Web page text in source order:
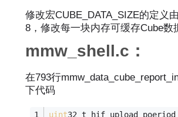
修改宏CUBE_DATA_SIZE的定义
8，修改每一块内存可缓存Cube数
mmw_shell.c：
在793行
下代码
uint32_t